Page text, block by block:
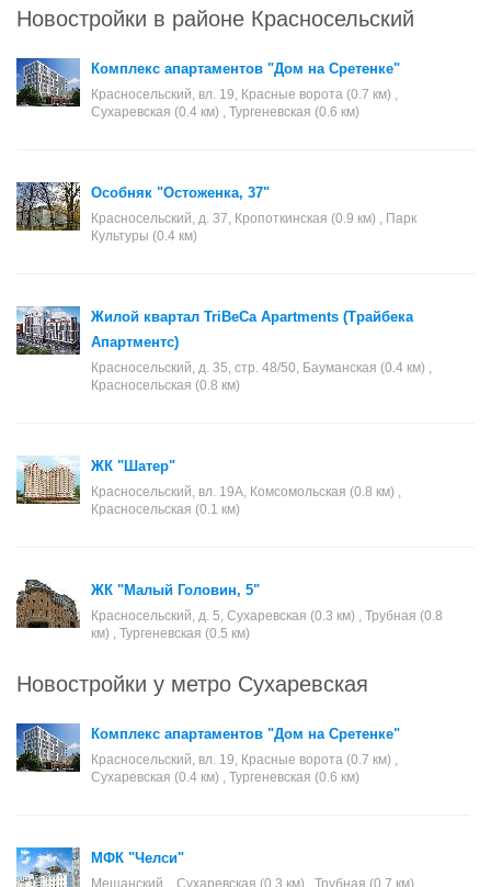
Новостройки в районе Красносельский
Комплекс апартаментов "Дом на Сретенке"
Красносельский, вл. 19, Красные ворота (0.7 км) ,
Сухаревская (0.4 км) , Тургеневская (0.6 км)
Особняк "Остоженка, 37"
Красносельский, д. 37, Кропоткинская (0.9 км) , Парк
Культуры (0.4 км)
Жилой квартал TriBeCa Apartments (Трайбека
Апартментс)
Красносельский, д. 35, стр. 48/50, Бауманская (0.4 км) ,
Красносельская (0.8 км)
ЖК "Шатер"
Красносельский, вл. 19А, Комсомольская (0.8 км) ,
Красносельская (0.1 км)
ЖК "Малый Головин, 5"
Красносельский, д. 5, Сухаревская (0.3 км) , Трубная (0.8
км) , Тургеневская (0.5 км)
Новостройки у метро Сухаревская
Комплекс апартаментов "Дом на Сретенке"
Красносельский, вл. 19, Красные ворота (0.7 км) ,
Сухаревская (0.4 км) , Тургеневская (0.6 км)
МФК "Челси"
Мещанский, , Сухаревская (0.3 км) , Трубная (0.7 км) ,